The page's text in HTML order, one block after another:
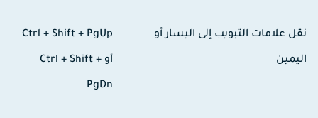
علامات التبويب إلى اليسار أو Ctrl + Shift + PgUp
Ctrl + Shift +
PgDn